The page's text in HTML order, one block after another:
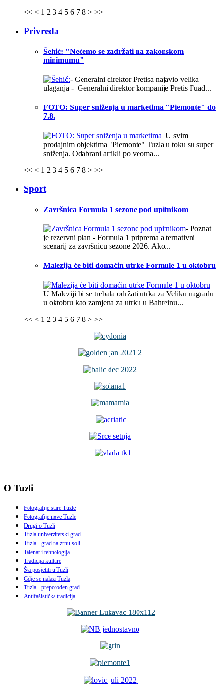
<< < 1 2 3 4 5 6 7 8 > >>
Privreda
Šehić: "Nećemo se zadržati na zakonskom
minimumu"
- Generalni direktor Pretisa najavio velika
ulaganja - Generalni direktor kompanije Pretis Fuad...
FOTO: Super sniženja u marketima "Piemonte" do
7.8.
U svim
prodajnim objektima "Piemonte" Tuzla u toku su super
sniženja. Odabrani artikli po veoma...
<< < 1 2 3 4 5 6 7 8 > >>
Sport
Završnica Formula 1 sezone pod upitnikom
- Poznat
je rezervni plan - Formula 1 priprema alternativni
scenarij za završnicu sezone 2026. Ako...
Malezija će biti domaćin utrke Formule 1 u oktobru
U Maleziji bi se trebala održati utrka za Veliku nagradu
u oktobru kao zamjena za utrku u Bahreinu...
<< < 1 2 3 4 5 6 7 8 > >>
O Tuzli
Fotografije stare Tuzle
Fotografije nove Tuzle
Drugi o Tuzli
Tuzla univerzitetski grad
Tuzla - grad na zrnu soli
Talenat i tehnologija
Tradicija kulture
Šta posjetiti u Tuzli
Gdje se nalazi Tuzla
Tuzla - preporođen grad
Antifašistička tradicija